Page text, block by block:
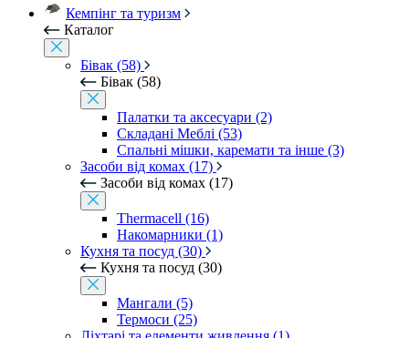
Кемпінг та туризм
Каталог
Бівак (58)
Бівак (58)
Палатки та аксесуари (2)
Складані Меблі (53)
Спальні мішки, каремати та інше (3)
Засоби від комах (17)
Засоби від комах (17)
Thermacell (16)
Накомарники (1)
Кухня та посуд (30)
Кухня та посуд (30)
Мангали (5)
Термоси (25)